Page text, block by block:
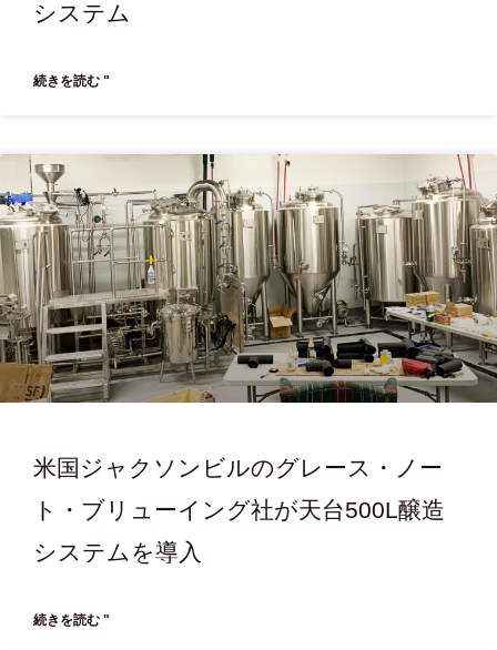
システム
続きを読む "
米国ジャクソンビルのグレース・ノー
ト・ブリューイング社が天台500L醸造
システムを導入
続きを読む "